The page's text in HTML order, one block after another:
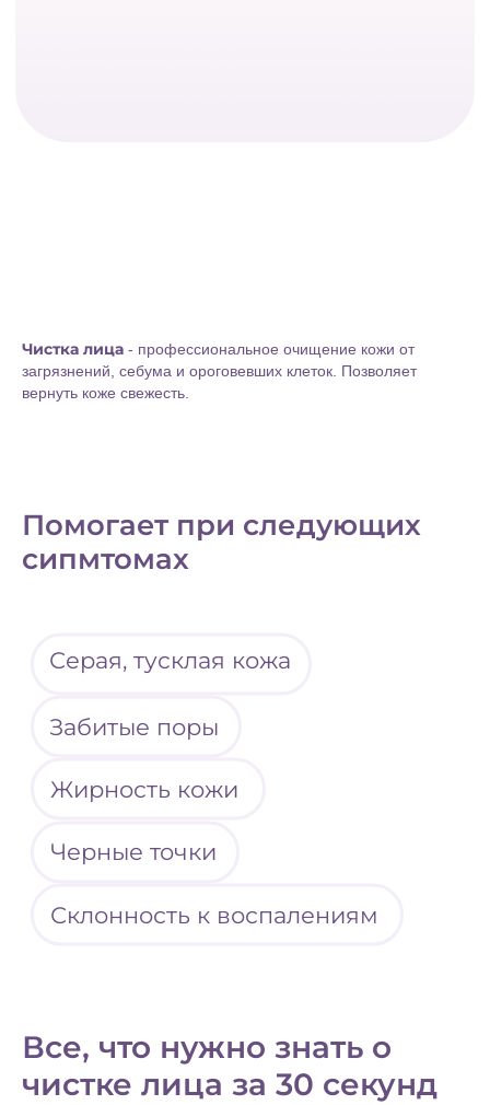
Чистка лица - профессиональное очищение кожи от
загрязнений, себума и ороговевших клеток. Позволяет
вернуть коже свежесть.
Помогает при следующих
сипмтомах
Черные точки
Все, что нужно знать о
чистке лица за 30 секунд